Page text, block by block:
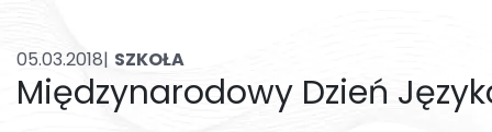
05.03.2018| SZKOŁA
Międzynarodowy Dzień